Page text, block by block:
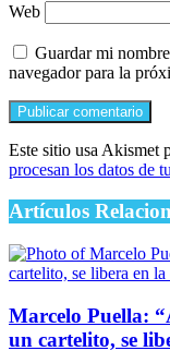
Web
Guardar mi
navegador para la
Este sitio usa Akismet
procesan los datos de
Artículos
Marcelo Puella:
un cartelito, se